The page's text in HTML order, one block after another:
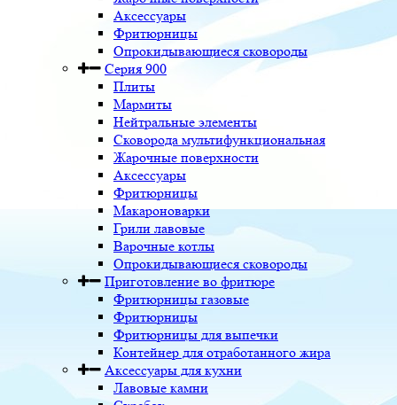
Аксессуары
Фритюрницы
Опрокидывающиеся сковороды
Серия 900
Плиты
Мармиты
Нейтральные элементы
Сковорода мультифункциональная
Жарочные поверхности
Аксессуары
Фритюрницы
Макароноварки
Грили лавовые
Варочные котлы
Опрокидывающиеся сковороды
Приготовление во фритюре
Фритюрницы газовые
Фритюрницы
Фритюрницы для выпечки
Контейнер для отработанного жира
Аксессуары для кухни
Лавовые камни